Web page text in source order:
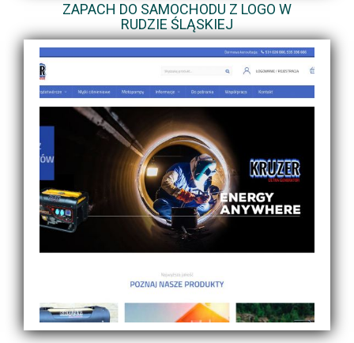
ZAPACH DO SAMOCHODU Z LOGO W
RUDZIE ŚLĄSKIEJ